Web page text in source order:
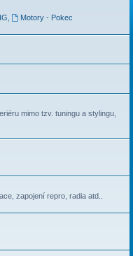
Motory - Pokec
mimo tzv. tuningu a stylingu,
zapojení repro, radia atd..